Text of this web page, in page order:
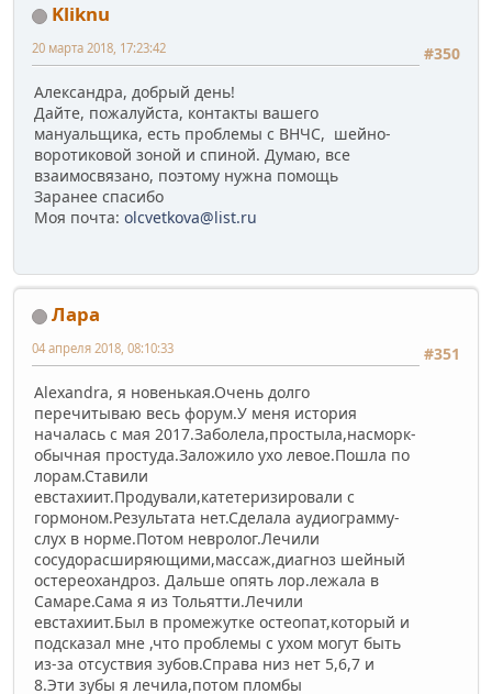
Kliknu
#350
20 марта 2018, 17:23:42
Александра, добрый день!
Дайте, пожалуйста, контакты вашего
мануальщика, есть проблемы с ВНЧС, шейно-
воротиковой зоной и спиной. Думаю, все
взаимосвязано, поэтому нужна помощь
Заранее спасибо
Моя почта: olcvetkova@list.ru
Лара
#351
04 апреля 2018, 08:10:33
Alexandra, я новенькая.Очень долго
перечитываю весь форум.У меня история
началась с мая 2017.Заболела,простыла,насморк-
обычная простуда.Заложило ухо левое.Пошла по
лорам.Ставили
евстахиит.Продували,катетеризировали с
гормоном.Результата нет.Сделала аудиограмму-
слух в норме.Потом невролог.Лечили
сосудорасширяющими,массаж,диагноз шейный
остереохандроз. Дальше опять лор.лежала в
Самаре.Сама я из Тольятти.Лечили
евстахиит.Был в промежутке остеопат,который и
подсказал мне ,что проблемы с ухом могут быть
из-за отсуствия зубов.Справа низ нет 5,6,7 и
8.Эти зубы я лечила,потом пломбы